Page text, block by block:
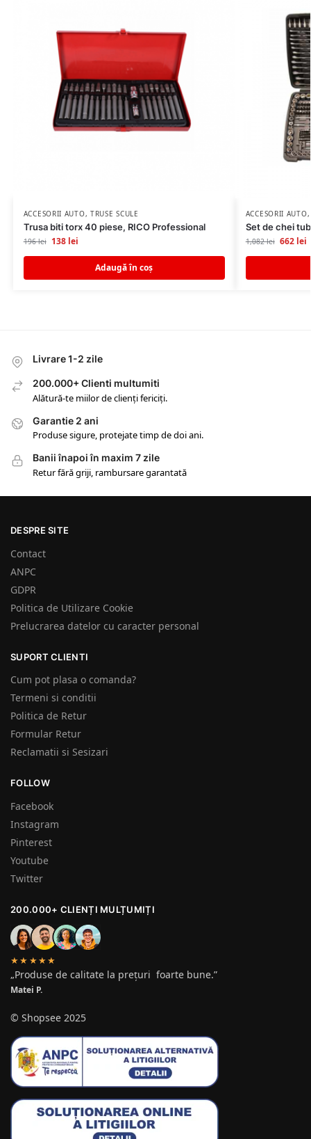
ACCESORII AUTO, TRUSE SCULE
Trusa biti torx 40 piese, RICO Professional
196lei 138 lei
Adaugă în coș
ACCESORII AUTO
Set de chei
1,082lei 662 lei
Livrare 1-2 zile
200.000+ Clienti multumiti
Alătură-te miilor de clienți fericiți.
Garantie 2 ani
Produse sigure, protejate timp de doi ani.
Banii înapoi în maxim 7 zile
Retur fără griji, rambursare garantată
DESPRE SITE
Contact
ANPC
GDPR
Politica de Utilizare Cookie
Prelucrarea datelor cu caracter personal
SUPORT CLIENTI
Cum pot plasa o comanda?
Termeni si conditii
Politica de Retur
Formular Retur
Reclamatii si Sesizari
FOLLOW
Facebook
Instagram
Pinterest
Youtube
Twitter
200.000+ CLIENȚI MULȚUMIȚI
★★★★★
„Produse de calitate la prețuri foarte bune.”
Matei P.
© Shopsee 2025